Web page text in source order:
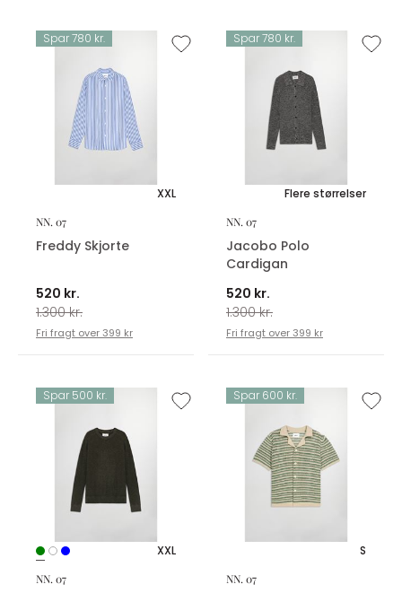
Spar 780 kr.
XXL
NN. 07
Freddy Skjorte
520 kr.
1.300 kr.
Fri fragt over 399 kr
Spar 780 kr.
Flere størrelser
NN. 07
Jacobo Polo
Cardigan
520 kr.
1.300 kr.
Fri fragt over 399 kr
Spar 500 kr.
XXL
NN. 07
Spar 600 kr.
S
NN. 07